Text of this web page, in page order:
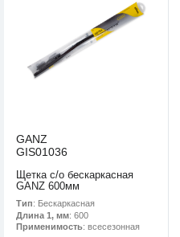
GANZ
GIS01036
Щетка с/о бескаркасная
GANZ 600мм
Тип: Бескаркасная
Длина 1, мм: 600
Применимость: всесезонная